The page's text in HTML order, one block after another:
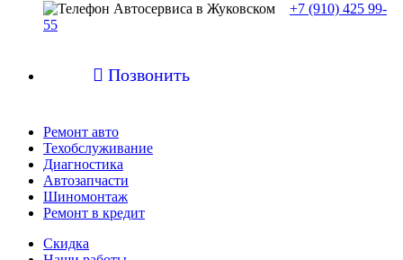
+7 (910) 425 99-
55
 Позвонить
Ремонт авто
Техобслуживание
Диагностика
Автозапчасти
Шиномонтаж
Ремонт в кредит
Скидка